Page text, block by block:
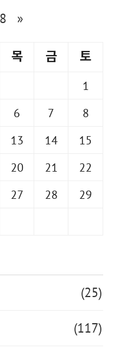
»
목 금 토
1
6 7
8
13 14
15
20 21
22
27 28
29
(25)
(117)